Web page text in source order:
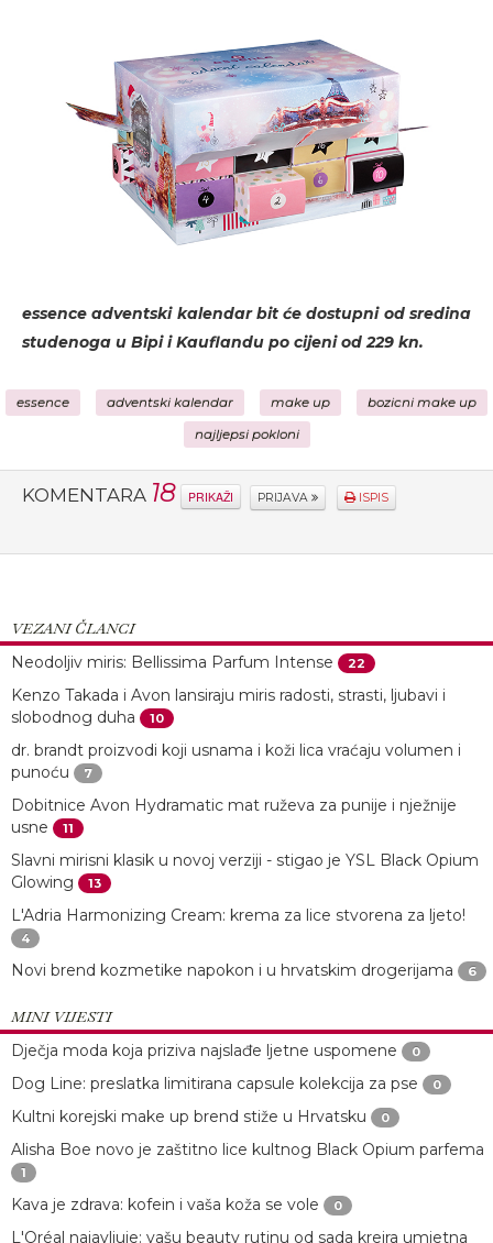
essence adventski kalendar bit će dostupni od sredina
studenoga u Bipi i Kauflandu po cijeni od 229 kn.
essence adventski kalendar make up bozicni make up
najljepsi pokloni
KOMENTARA 18 PRIKAŽI PRIJAVA ISPIS
VEZANI ČLANCI
Neodoljiv miris: Bellissima Parfum Intense
22
Kenzo Takada i Avon lansiraju miris radosti, strasti, ljubavi i
slobodnog duha
10
dr. brandt proizvodi koji usnama i koži lica vraćaju volumen i
punoću
7
Dobitnice Avon Hydramatic mat ruževa za punije i nježnije
usne
11
Slavni mirisni klasik u novoj verziji - stigao je YSL Black Opium
Glowing
13
L'Adria Harmonizing Cream: krema za lice stvorena za ljeto!
4
Novi brend kozmetike napokon i u hrvatskim drogerijama 6
MINI VIJESTI
Dječja moda koja priziva najslađe ljetne uspomene
0
Dog Line: preslatka limitirana capsule kolekcija za pse 0
Kultni korejski make up brend stiže u Hrvatsku 0
Alisha Boe novo je zaštitno lice kultnog Black Opium parfema
1
Kava je zdrava: kofein i vaša koža se vole 0
L'Oréal najavljuje: vašu beauty rutinu od sada kreira umjetna